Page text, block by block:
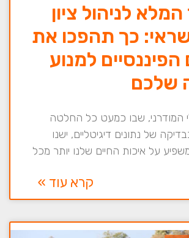
לניהול ציון
כך תהפכו את
הפיננסיים למנוע
שלכם
המודרני, שבו כמעט כל החלטה
של נתונים דיגיטליים, ישנו
על איכות החיים שלנו יותר מכל
קרא עוד »